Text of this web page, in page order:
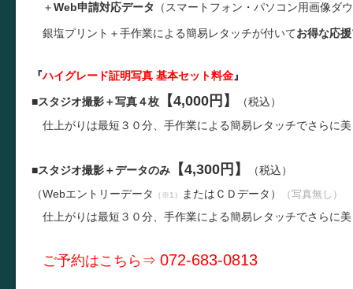
＋Web申請対応データ （スマートフォン・パソコン用画像ダ
銀塩プリント＋手作業による簡易レタッチが付いてお得な応
『ハイグレード証明写真 基本セット料金』
■スタジオ撮影＋写真４枚 【4,000円】
（税込）
仕上がりは最短３０分、手作業による簡易レタッチでさらに
■スタジオ撮影＋データのみ 【4,300円】
（税込）
（Webエントリーデータ （※1） またはＣＤデータ） （写真無し）
仕上がりは最短３０分、手作業による簡易レタッチでさらに
ご予約はこちら⇒ 072-683-0813